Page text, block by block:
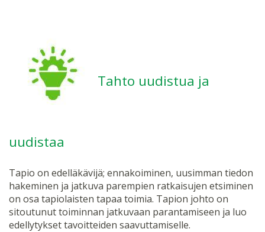
Tahto uudistua ja
uudistaa
Tapio on edelläkävijä; ennakoiminen, uusimman tiedon
hakeminen ja jatkuva parempien ratkaisujen etsiminen
on osa tapiolaisten tapaa toimia. Tapion johto on
sitoutunut toiminnan jatkuvaan parantamiseen ja luo
edellytykset tavoitteiden saavuttamiselle.